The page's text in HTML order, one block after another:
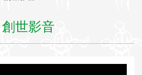
a
創世影音